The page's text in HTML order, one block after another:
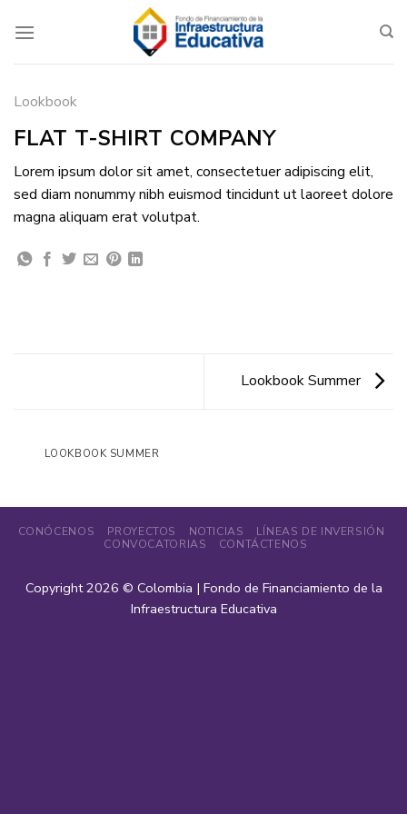
Lookbook
FLAT T-SHIRT COMPANY
Lorem ipsum dolor sit amet, consectetuer adipiscing elit,
sed diam nonummy nibh euismod tincidunt ut laoreet dolore
magna aliquam erat volutpat.
Lookbook Summer
LOOKBOOK SUMMER
CONÓCENOS PROYECTOS NOTICIAS
LÍNEAS DE INVERSIÓN
CONVOCATORIAS
CONTÁCTENOS
Copyright 2026 © Colombia | Fondo de Financiamiento de la
Infraestructura Educativa